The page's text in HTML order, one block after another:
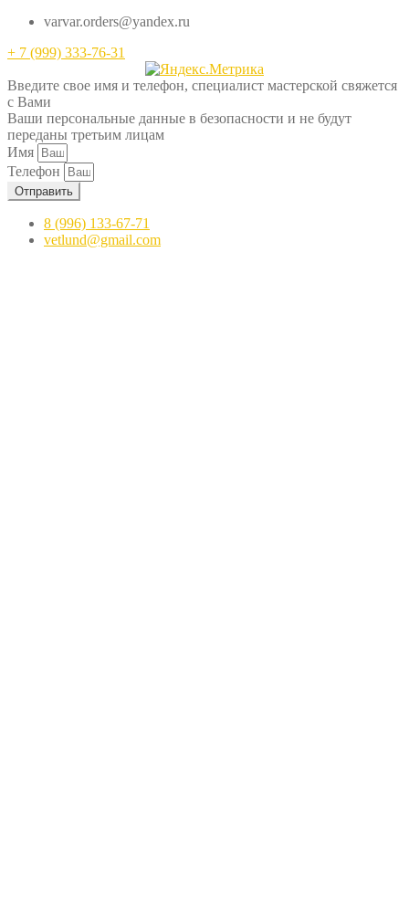
varvar.orders@yandex.ru
+ 7 (999) 333-76-31
Введите свое имя и телефон, специалист мастерской свяжется
с Вами
Ваши персональные данные в безопасности и не будут
переданы третьим лицам
Имя
Телефон
Отправить
8 (996) 133-67-71
vetlund@gmail.com